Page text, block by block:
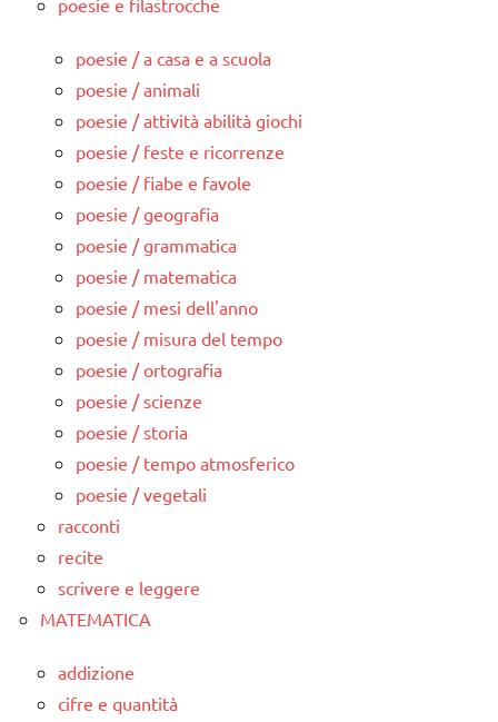
poesie e filastrocche
poesie / a casa e a scuola
poesie / animali
poesie / attività abilità giochi
poesie / feste e ricorrenze
poesie / fiabe e favole
poesie / geografia
poesie / grammatica
poesie / matematica
poesie / mesi dell'anno
poesie / misura del tempo
poesie / ortografia
poesie / scienze
poesie / storia
poesie / tempo atmosferico
poesie / vegetali
racconti
recite
scrivere e leggere
MATEMATICA
addizione
cifre e quantità